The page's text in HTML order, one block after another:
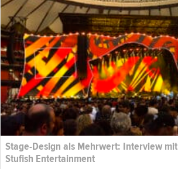
Stage-Design als Mehrwert: Interview
Stufish Entertainment